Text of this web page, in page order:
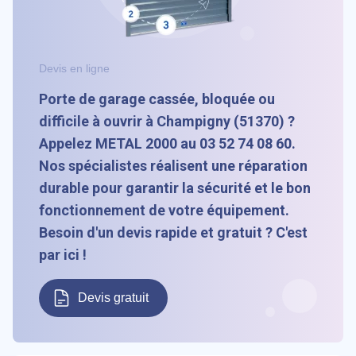
Devis en ligne
Porte de garage cassée, bloquée ou
difficile à ouvrir à Champigny (51370) ?
Appelez METAL 2000 au 03 52 74 08 60.
Nos spécialistes réalisent une réparation
durable pour garantir la sécurité et le bon
fonctionnement de votre équipement.
Besoin d'un devis rapide et gratuit ? C'est
par ici !
Devis gratuit